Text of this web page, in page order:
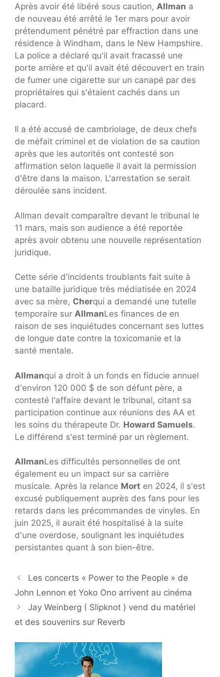
Après avoir été libéré sous caution, Allman a
de nouveau été arrêté le 1er mars pour avoir
prétendument pénétré par effraction dans une
résidence à Windham, dans le New Hampshire.
La police a déclaré qu'il avait fracassé une
porte arrière et qu'il avait été découvert en train
de fumer une cigarette sur un canapé par des
propriétaires qui s'étaient cachés dans un
placard.
Il a été accusé de cambriolage, de deux chefs
de méfait criminel et de violation de sa caution
après que les autorités ont contesté son
affirmation selon laquelle il avait la permission
d'être dans la maison. L'arrestation se serait
déroulée sans incident.
Allman devait comparaître devant le tribunal le
11 mars, mais son audience a été reportée
après avoir obtenu une nouvelle représentation
juridique.
Cette série d'incidents troublants fait suite à
une bataille juridique très médiatisée en 2024
avec sa mère, Cherqui a demandé une tutelle
temporaire sur AllmanLes finances de en
raison de ses inquiétudes concernant ses luttes
de longue date contre la toxicomanie et la
santé mentale.
Allmanqui a droit à un fonds en fiducie annuel
d'environ 120 000 $ de son défunt père, a
contesté l'affaire devant le tribunal, citant sa
participation continue aux réunions des AA et
les soins du thérapeute Dr. Howard Samuels.
Le différend s'est terminé par un règlement.
AllmanLes difficultés personnelles de ont
également eu un impact sur sa carrière
musicale. Après la relance Mort en 2024, il s'est
excusé publiquement auprès des fans pour les
retards dans les précommandes de vinyles. En
juin 2025, il aurait été hospitalisé à la suite
d'une overdose, soulignant les inquiétudes
persistantes quant à son bien-être.
Les concerts « Power to the People » de
John Lennon et Yoko Ono arrivent au cinéma
Jay Weinberg ( Slipknot ) vend du matériel
et des souvenirs sur Reverb